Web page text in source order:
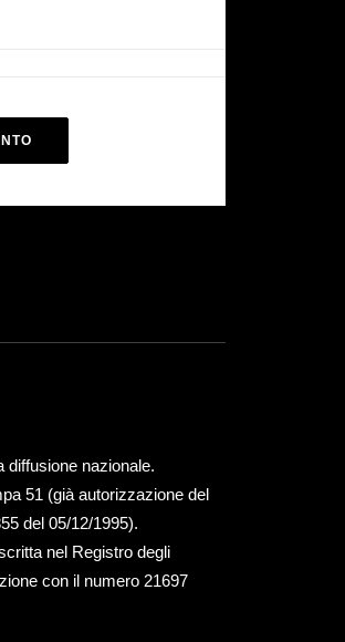
diffusione nazionale.
51 (già autorizzazione del
del 05/12/1995).
nel Registro degli
con il numero 21697